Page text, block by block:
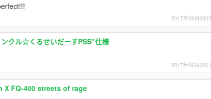
2017年06月29日
クル☆くるせいだーすPSS"仕様
2017年06月28日
FQ-400 streets of rage